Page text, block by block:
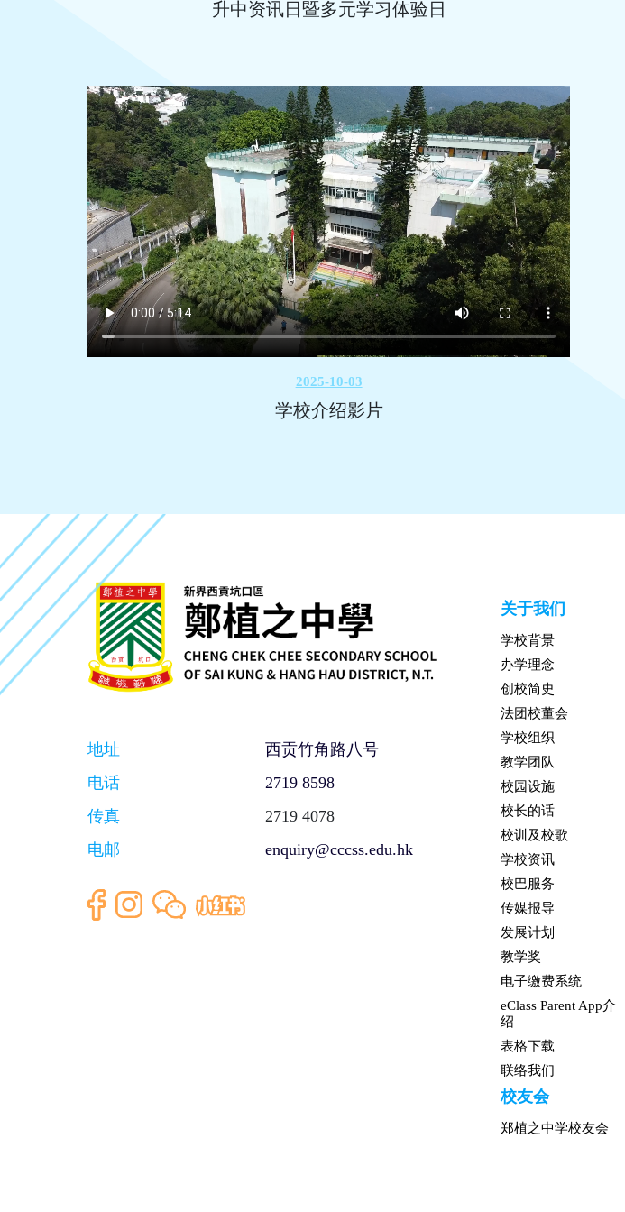
升中资讯日暨多元学习体验日
2025-10-03
学校介绍影片
地址
西贡竹角路八号
电话
2719 8598
传真
2719 4078
电邮
enquiry@cccss.edu.hk
关于我们
学校背景
办学理念
创校简史
法团校董会
学校组织
教学团队
校园设施
校长的话
校训及校歌
学校资讯
校巴服务
传媒报导
发展计划
教学奖
电子缴费系统
eClass Parent App介
绍
表格下载
联络我们
校友会
郑植之中学校友会